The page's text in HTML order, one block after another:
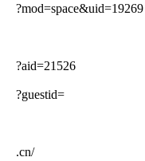
?mod=space&uid=19269
?aid=21526
?guestid=
.cn/